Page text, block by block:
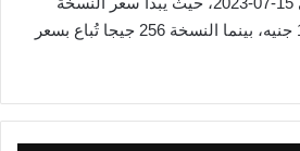
بذاكرة 64 جيجا من 15000 جنيه، بينما النسخة 256 جيجا تُباع بسعر